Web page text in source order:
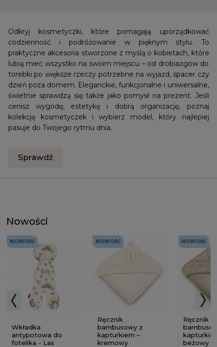
Odkryj kosmetyczki, które pomagają uporządkować
codzienność i podróżowanie w pięknym stylu. To
praktyczne akcesoria stworzone z myślą o kobietach, które
lubią mieć wszystko na swoim miejscu – od drobiazgów do
torebki po większe rzeczy potrzebne na wyjazd, spacer czy
dzień poza domem. Eleganckie, funkcjonalne i uniwersalne,
świetnie sprawdzą się także jako pomysł na prezent. Jeśli
cenisz wygodę, estetykę i dobrą organizację, poznaj
kolekcję kosmetyczek i wybierz model, który najlepiej
pasuje do Twojego rytmu dnia.
Sprawdź
Nowości
NOWOŚĆ
Wkładka
antypotowa do
fotelika - Las
NOWOŚĆ
Ręcznik
bambusowy z
kapturkiem –
kremowy
NOWOŚĆ
Ręcznik
beżowy